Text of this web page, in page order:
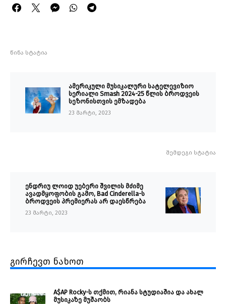
წინა სტატია
ამერიკული მუსიკალური სატელევიზიო
სერიალი Smash 2024-25 წლის ბროდვეის
სეზონისთვის ემზადება
23 მარტი, 2023
შემდეგი სტატია
ენდრიუ ლოიდ უებერი შვილის მძიმე
ავადმყოფობის გამო, Bad Cinderella-ს
ბროდვეის პრემიერას არ დაესწრება
23 მარტი, 2023
გირჩევთ ნახოთ
A$AP Rocky-ს თქმით, რიანა სტუდიაშია და ახალ
მუსიკაზე მუშაობს